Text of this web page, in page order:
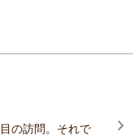
の訪問。それで